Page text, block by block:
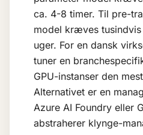
ca. 4-8 timer. Til pre-
model kræves
uger. For en dansk
tuner en
GPU-instanser den
Alternativet er en
Azure AI Foundry eller
abstraherer klynge-